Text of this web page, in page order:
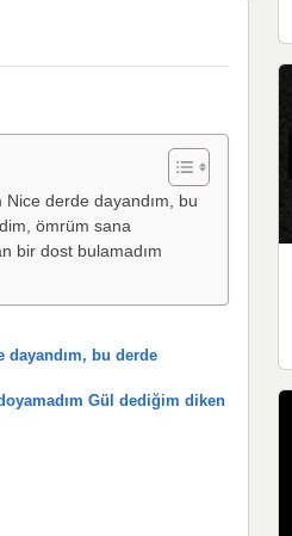
derde dayandım, bu
ömrüm sana
bir dost bulamadım
dayandım, bu derde
Gül dediğim diken